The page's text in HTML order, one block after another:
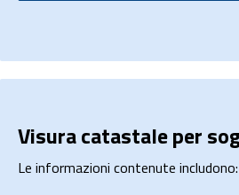
Visura catastale per
Le informazioni contenute includono: